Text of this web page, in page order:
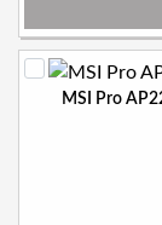
MSI Pro